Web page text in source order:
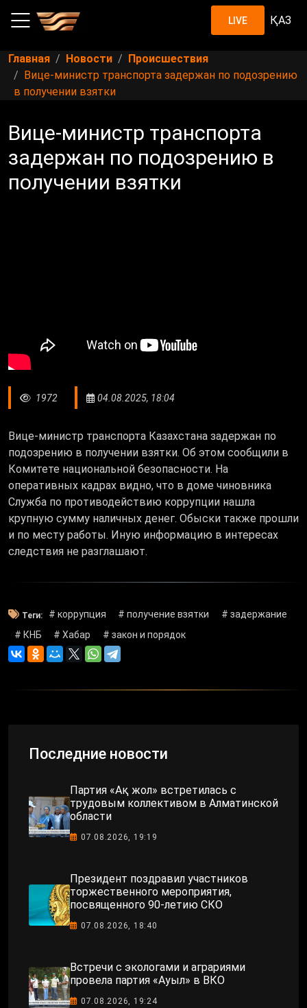
LIVE ҚАЗ
Главная Новости
Происшествия
Вице-министр транспорта задержан по подозрению
в получении взятки
Вице-министр транспорта
задержан по подозрению в
получении взятки
1972 04.08.2025, 18:04
Вице-министр транспорта Казахстана задержан по
подозрению в получении взятки. Об этом сообщили в
Комитете национальной безопасности. На
оперативных кадрах видно, что в доме чиновника
Служба по противодействию коррупции нашла
крупную сумму наличных денег. Обыски также прошли
и по месту работы. Иную информацию в интересах
следствия не разглашают.
Теги: # коррупция # получение взятки
# задержание
# КНБ
# Хабар # закон и порядок
Последние новости
Партия «Ақ жол» встретилась с
трудовым коллективом в Алматинской
области
07.08.2026, 19:19
Президент поздравил участников
торжественного мероприятия,
посвященного 90-летию СКО
07.08.2026, 18:40
Встречи с экологами и аграриями
провела партия «Ауыл» в ВКО
07.08.2026, 19:24